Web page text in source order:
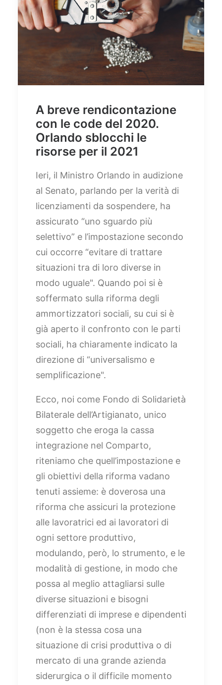
A breve rendicontazione
con le code del 2020.
Orlando sblocchi le
risorse per il 2021
Ieri, il Ministro Orlando in audizione
al Senato, parlando per la verità di
licenziamenti da sospendere, ha
assicurato “uno sguardo più
selettivo” e l’impostazione secondo
cui occorre “evitare di trattare
situazioni tra di loro diverse in
modo uguale". Quando poi si è
soffermato sulla riforma degli
ammortizzatori sociali, su cui si è
già aperto il confronto con le parti
sociali, ha chiaramente indicato la
direzione di “universalismo e
semplificazione".
Ecco, noi come Fondo di Solidarietà
Bilaterale dell’Artigianato, unico
soggetto che eroga la cassa
integrazione nel Comparto,
riteniamo che quell’impostazione e
gli obiettivi della riforma vadano
tenuti assieme: è doverosa una
riforma che assicuri la protezione
alle lavoratrici ed ai lavoratori di
ogni settore produttivo,
modulando, però, lo strumento, e le
modalità di gestione, in modo che
possa al meglio attagliarsi sulle
diverse situazioni e bisogni
differenziati di imprese e dipendenti
(non è la stessa cosa una
situazione di crisi produttiva o di
mercato di una grande azienda
siderurgica o il difficile momento